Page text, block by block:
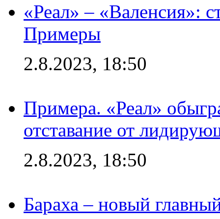
«Реал» – «Валенсия»:
Примеры
2.8.2023, 18:50
Примера. «Реал»
отставание от
2.8.2023, 18:50
Бараха – новый